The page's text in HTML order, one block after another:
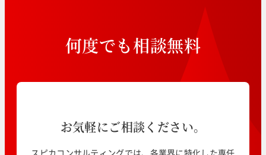
何度でも相談無料
お気軽にご相談ください。